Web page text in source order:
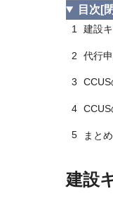
目次 [
1 建設
2 代行
3
4
5 まとめ
建設